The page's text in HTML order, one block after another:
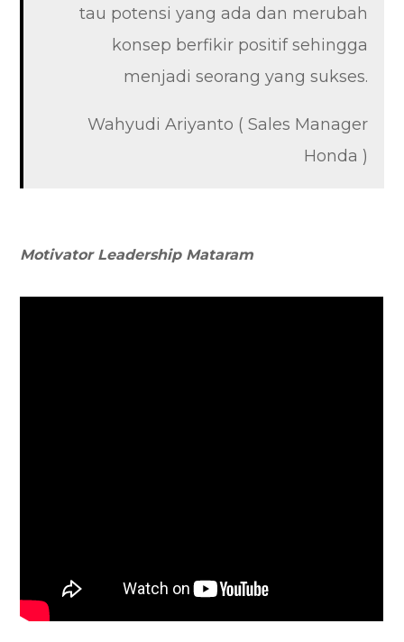
tau potensi yang ada dan merubah
konsep berfikir positif sehingga
menjadi seorang yang sukses.
Wahyudi Ariyanto ( Sales Manager
Honda )
Motivator Leadership Mataram